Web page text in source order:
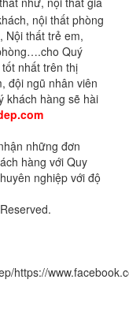
nội thất phòng
Nội thất trẻ em,
Quý
nhất trên thị
đội ngũ nhân viên
khách hàng sẽ hài
những đơn
hàng với Quy
nghiệp với độ
https://